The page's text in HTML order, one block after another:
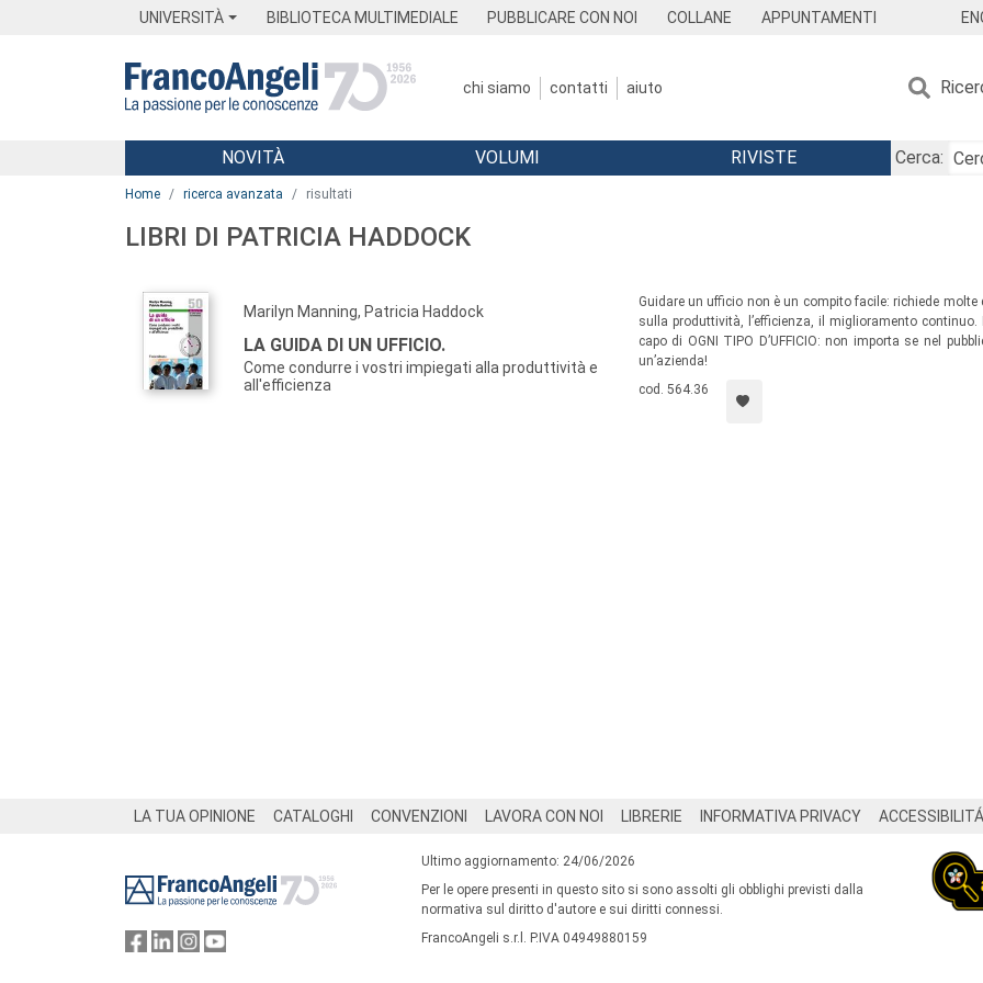
UNIVERSITÀ BIBLIOTECA MULTIMEDIALE PUBBLICARE CON NOI COLLANE APPUNTAMENTI
chi siamo contatti aiuto
Menu
NOVITÀ VOLUMI RIVISTE
Cerca:
Home ricerca avanzata risultati
LIBRI DI PATRICIA HADDOCK
Marilyn Manning, Patricia Haddock
LA GUIDA DI UN UFFICIO.
Come condurre i vostri impiegati alla produttività e
all'efficienza
Guidare un ufficio non è un compito facile: richiede
sulla produttività, l’efficienza, il miglioramento
capo di OGNI TIPO D’UFFICIO: non importa se nel
un’azienda!
cod. 564.36
LA TUA OPINIONE CATALOGHI CONVENZIONI LAVORA CON NOI LIBRERIE INFORMATIVA PRIVACY ACCESSIBILITÁ
Ultimo aggiornamento: 24/06/2026
Per le opere presenti in questo sito si sono assolti gli obblighi previsti dalla
normativa sul diritto d'autore e sui diritti connessi.
FrancoAngeli s.r.l. P.IVA 04949880159